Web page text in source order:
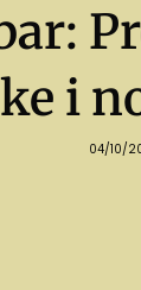
i
04/10/